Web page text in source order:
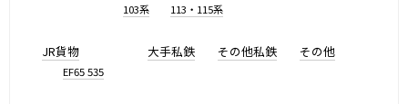
103系 113・115系
JR貨物
EF65 535
大手私鉄 その他私鉄 その他